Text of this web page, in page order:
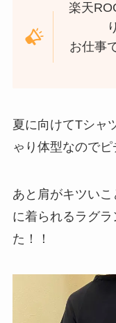
楽天
お仕事
夏に向けてTシャ
ゃり体型なので
あと肩がキツいこ
に着られるラグ
た！！